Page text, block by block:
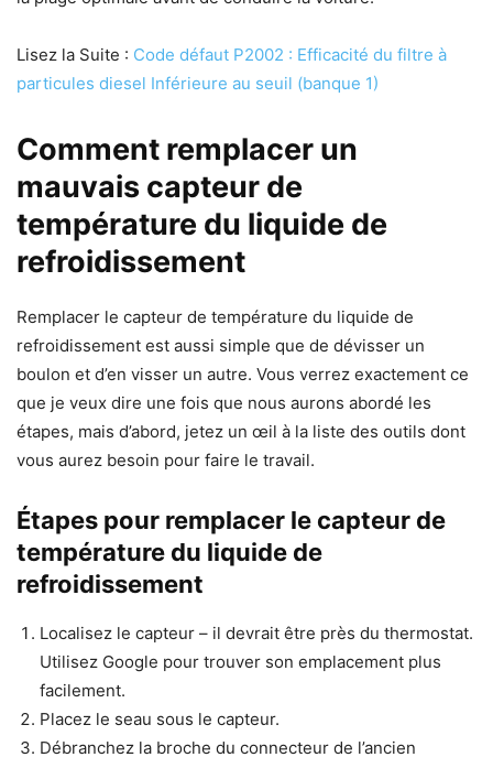
Lisez la Suite : Code défaut P2002 : Efficacité du filtre à
particules diesel Inférieure au seuil (banque 1)
Comment remplacer un
mauvais capteur de
température du liquide de
refroidissement
Remplacer le capteur de température du liquide de
refroidissement est aussi simple que de dévisser un
boulon et d’en visser un autre. Vous verrez exactement ce
que je veux dire une fois que nous aurons abordé les
étapes, mais d’abord, jetez un œil à la liste des outils dont
vous aurez besoin pour faire le travail.
Étapes pour remplacer le capteur de
température du liquide de
refroidissement
Localisez le capteur – il devrait être près du thermostat.
Utilisez Google pour trouver son emplacement plus
facilement.
Placez le seau sous le capteur.
Débranchez la broche du connecteur de l’ancien